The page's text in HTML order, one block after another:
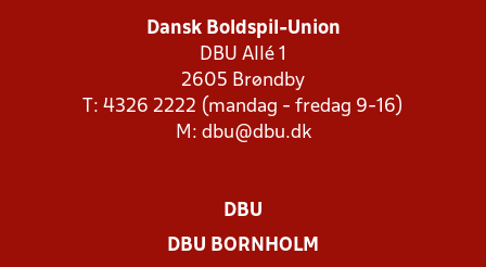
Dansk Boldspil-Union
DBU Allé 1
2605 Brøndby
T: 4326 2222 (mandag - fredag 9-16)
M: dbu@dbu.dk
DBU
DBU BORNHOLM